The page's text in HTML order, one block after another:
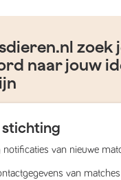
zoek
naar jouw
stichting
notificaties van nieuwe
van matches